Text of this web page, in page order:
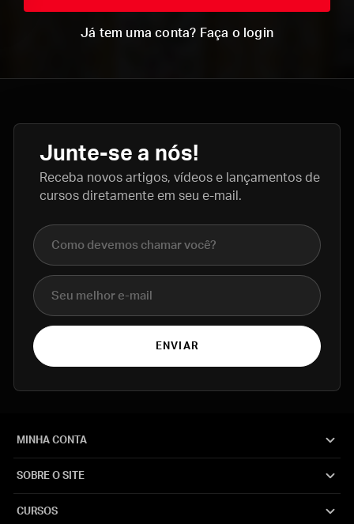
Já tem uma conta? Faça o login
Junte-se a nós!
Receba novos artigos, vídeos e lançamentos de
cursos diretamente em seu e-mail.
Nome completo
E-mail
ENVIAR
MINHA CONTA
SOBRE O SITE
CURSOS